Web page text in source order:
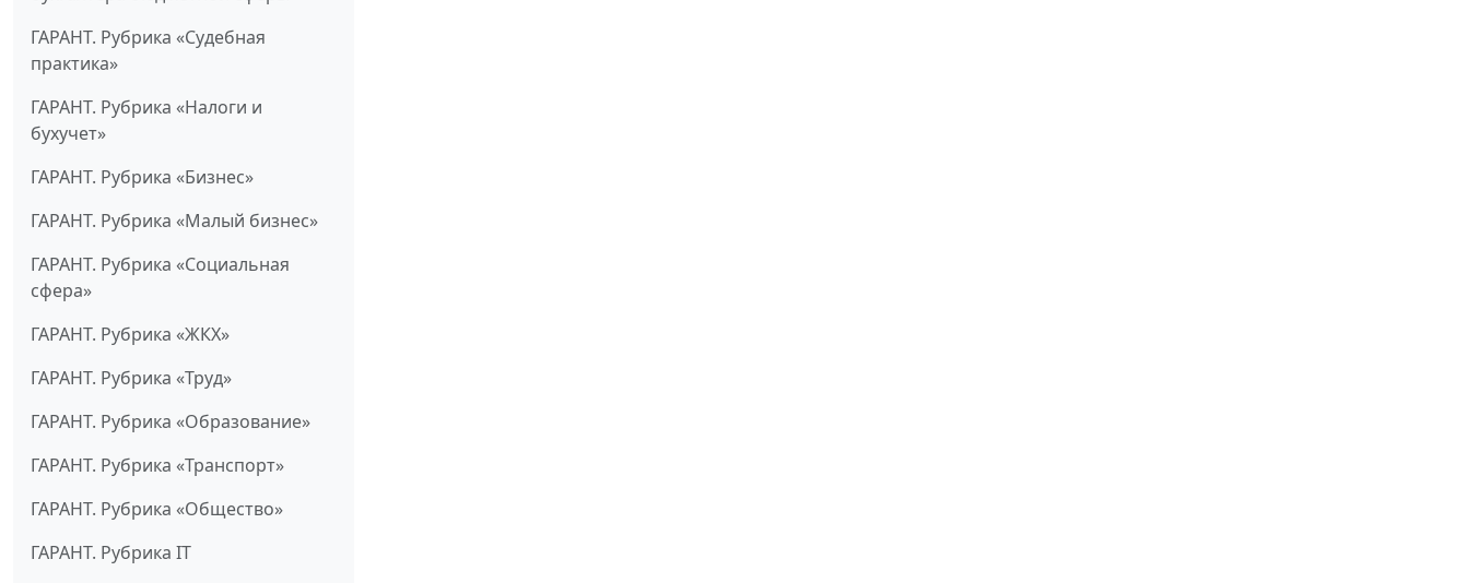
ГАРАНТ. Рубрика «Судебная
практика»
ГАРАНТ. Рубрика «Налоги и
бухучет»
ГАРАНТ. Рубрика «Бизнес»
ГАРАНТ. Рубрика «Малый бизнес»
ГАРАНТ. Рубрика «Социальная
сфера»
ГАРАНТ. Рубрика «ЖКХ»
ГАРАНТ. Рубрика «Труд»
ГАРАНТ. Рубрика «Образование»
ГАРАНТ. Рубрика «Транспорт»
ГАРАНТ. Рубрика «Общество»
ГАРАНТ. Рубрика IT